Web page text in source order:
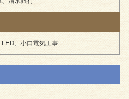
、小口電気工事